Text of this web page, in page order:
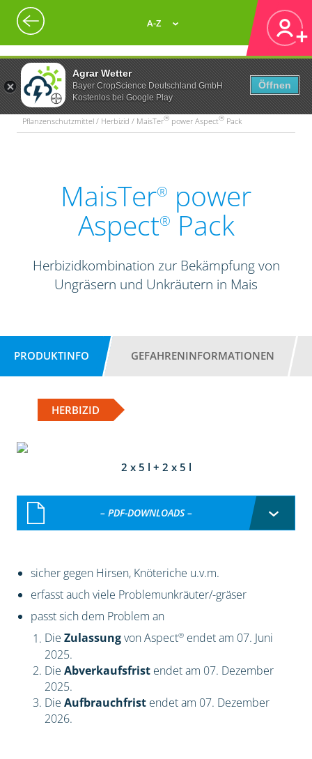
Agrar Wetter
Bayer CropScience Deutschland GmbH
Kostenlos bei Google Play
Öffnen
A-Z
Pflanzenschutzmittel / Herbizid / MaisTer® power Aspect® Pack
MaisTer® power
Aspect® Pack
Herbizidkombination zur Bekämpfung von
Ungräsern und Unkräutern in Mais
PRODUKTINFO GEFAHRENINFORMATIONEN
HERBIZID
2 x 5 l + 2 x 5 l
– PDF-DOWNLOADS –
sicher gegen Hirsen, Knöteriche u.v.m.
erfasst auch viele Problemunkräuter/-gräser
passt sich dem Problem an
Die Zulassungvon Aspect®endet am 07. Juni
2025.
Die Abverkaufsfrist endet am 07. Dezember
2025.
Die Aufbrauchfrist endet am 07. Dezember
2026.